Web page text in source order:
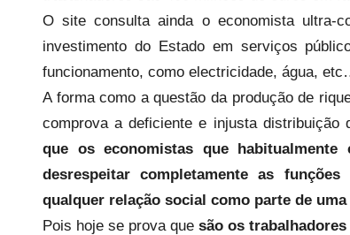
s
i
n
f
l
e
O site consulta ainda o economista ultra-
investimento do Estado em serviços
funcionamento, como electricidade, água,
A forma como a questão da produção de
comprova a deficiente e injusta
que os economistas que
desrespeitar completamente as
qualquer relação social como parte de
Pois hoje se prova que são os